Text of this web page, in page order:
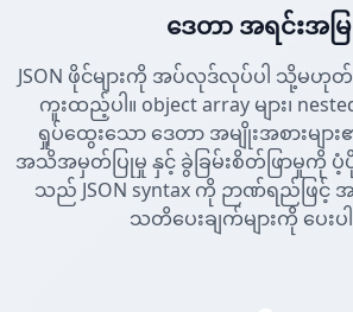
ဒေတာ အရင်းအမ
JSON ဖိုင်များကို အပ်လုဒ်လုပ်ပါ သို့မဟုတ်
ကူးထည့်ပါ။ object array များ၊
ရှုပ်ထွေးသော ဒေတာ အမျိုးအစားမျ
အသိအမှတ်ပြုမှု နှင့် ခွဲခြမ်းစိတ်ဖြာမှုကို
သည် JSON syntax ကို ဉာဏ်ရည်ဖြင့်
သတိပေးချက်များကို ပေး